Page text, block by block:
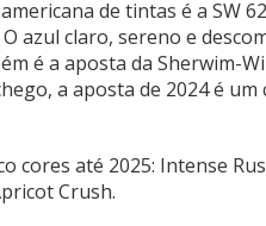
de tintas é a SW
azul claro, sereno e
é a aposta da Sherwim-
a aposta de 2024 é
cores até 2025: Intense
Crush.